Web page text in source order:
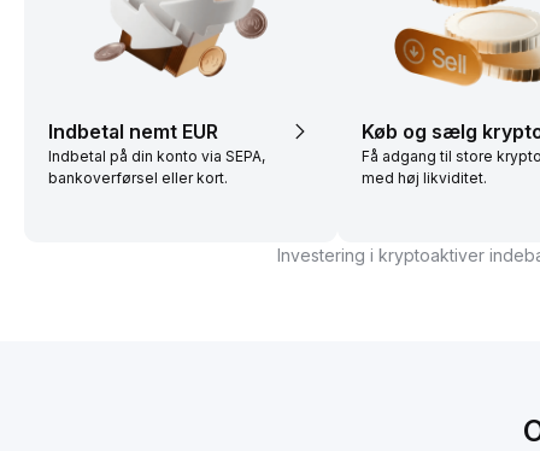
Indbetal nemt EUR
Indbetal på din konto via SEPA,
bankoverførsel eller kort.
Køb og sælg
Få adgang til store
med høj likviditet.
Investering i kryptoaktiver